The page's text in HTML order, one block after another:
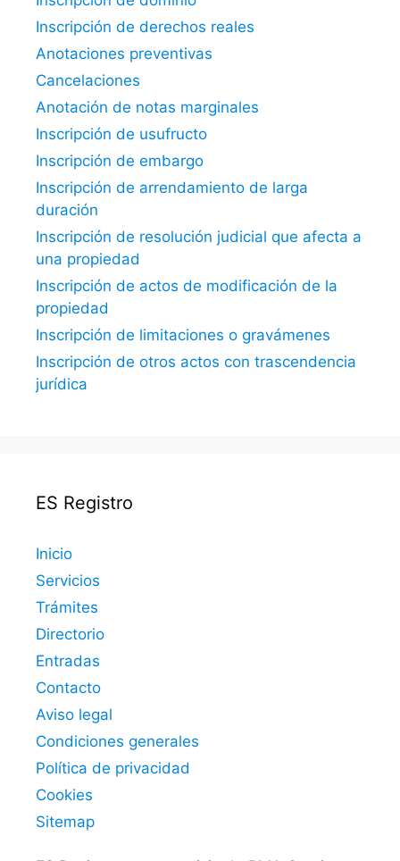
Inscripción de derechos reales
Anotaciones preventivas
Cancelaciones
Anotación de notas marginales
Inscripción de usufructo
Inscripción de embargo
Inscripción de arrendamiento de larga
duración
Inscripción de resolución judicial que afecta a
una propiedad
Inscripción de actos de modificación de la
propiedad
Inscripción de limitaciones o gravámenes
Inscripción de otros actos con trascendencia
jurídica
ES Registro
Inicio
Servicios
Trámites
Directorio
Entradas
Contacto
Aviso legal
Condiciones generales
Política de privacidad
Cookies
Sitemap